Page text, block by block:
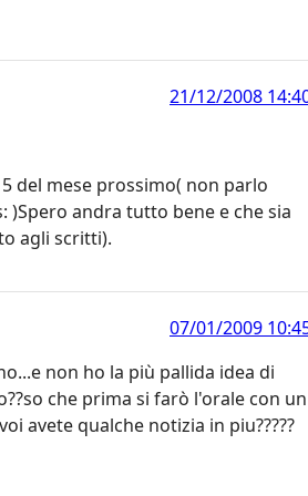
21/12/2008
del mese prossimo( non parlo
andra tutto bene e che sia
agli scritti).
07/01/2009
non ho la più pallida idea di
che prima si farò l'orale con un
avete qualche notizia in piu?????